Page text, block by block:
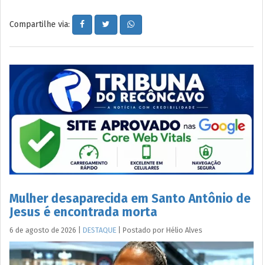
Compartilhe via:
Mulher desaparecida em Santo Antônio de
Jesus é encontrada morta
6 de agosto de 2026 DESTAQUE Postado por Hélio Alves